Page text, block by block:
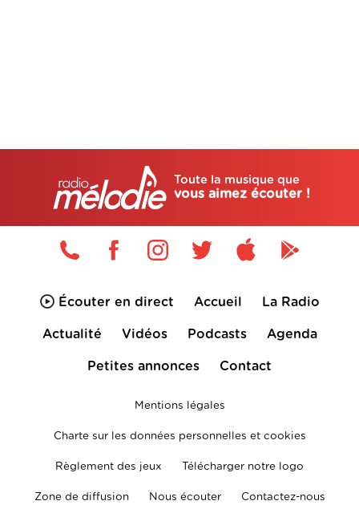
Toute la musique que
vous aimez écouter !
Écouter en direct Accueil La Radio
Actualité Vidéos Podcasts Agenda
Petites annonces Contact
Mentions légales
Charte sur les données personnelles et cookies
Règlement des jeux Télécharger notre logo
Zone de diffusion Nous écouter Contactez-nous